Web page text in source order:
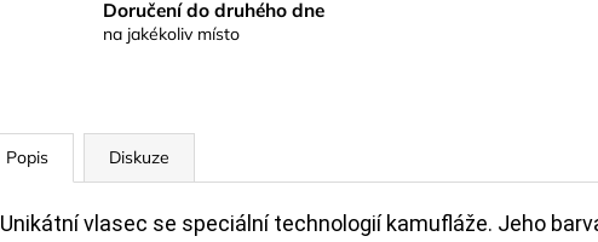
Doručení do druhého dne
na jakékoliv místo
Popis Diskuze
Unikátní vlasec se speciální technologií kamufláže. Jeho